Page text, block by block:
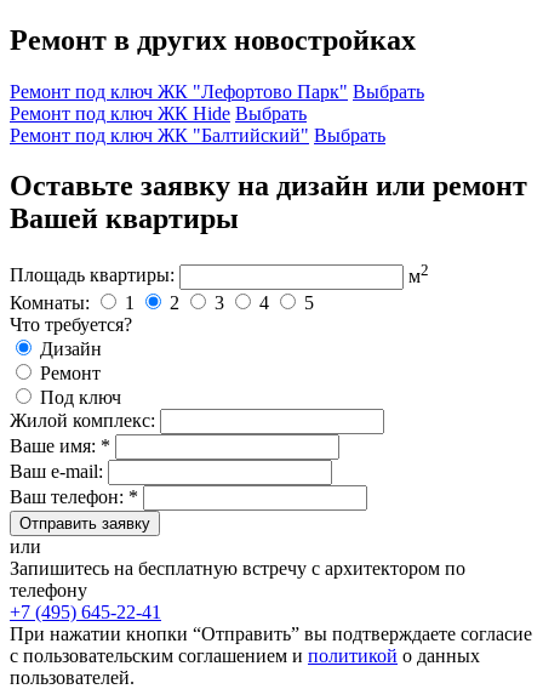
Ремонт в других новостройках
Ремонт под ключ ЖК "Лефортово Парк" Выбрать
Ремонт под ключ ЖК Hide Выбрать
Ремонт под ключ ЖК "Балтийский" Выбрать
Оставьте заявку на дизайн или ремонт
Вашей квартиры
Площадь квартиры: м2
Комнаты: 1 2 3 4
5
Что требуется?
Дизайн
Ремонт
Под ключ
Жилой комплекс:
Ваше имя: *
Ваш e-mail:
Ваш телефон: *
Отправить заявку
или
Запишитесь на бесплатную встречу с архитектором по
телефону
+7 (495) 645-22-41
При нажатии кнопки “Отправить” вы подтверждаете согласие
с пользовательским соглашением и политикой о данных
пользователей.